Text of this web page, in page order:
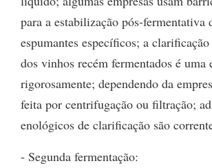
para a estabilização pós-fermentativa
espumantes específicos; a
dos vinhos recém fermentados é uma
rigorosamente; dependendo da
feita por centrifugação ou filtração;
enológicos de clarificação são
- Segunda fermentação: